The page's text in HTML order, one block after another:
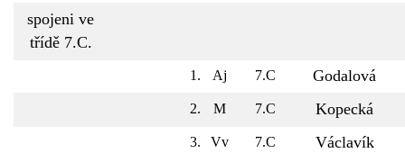
spojeni ve
třídě 7.C.
1. Aj 7.C Godalová
2. M 7.C Kopecká
3. Vv 7.C Václavík